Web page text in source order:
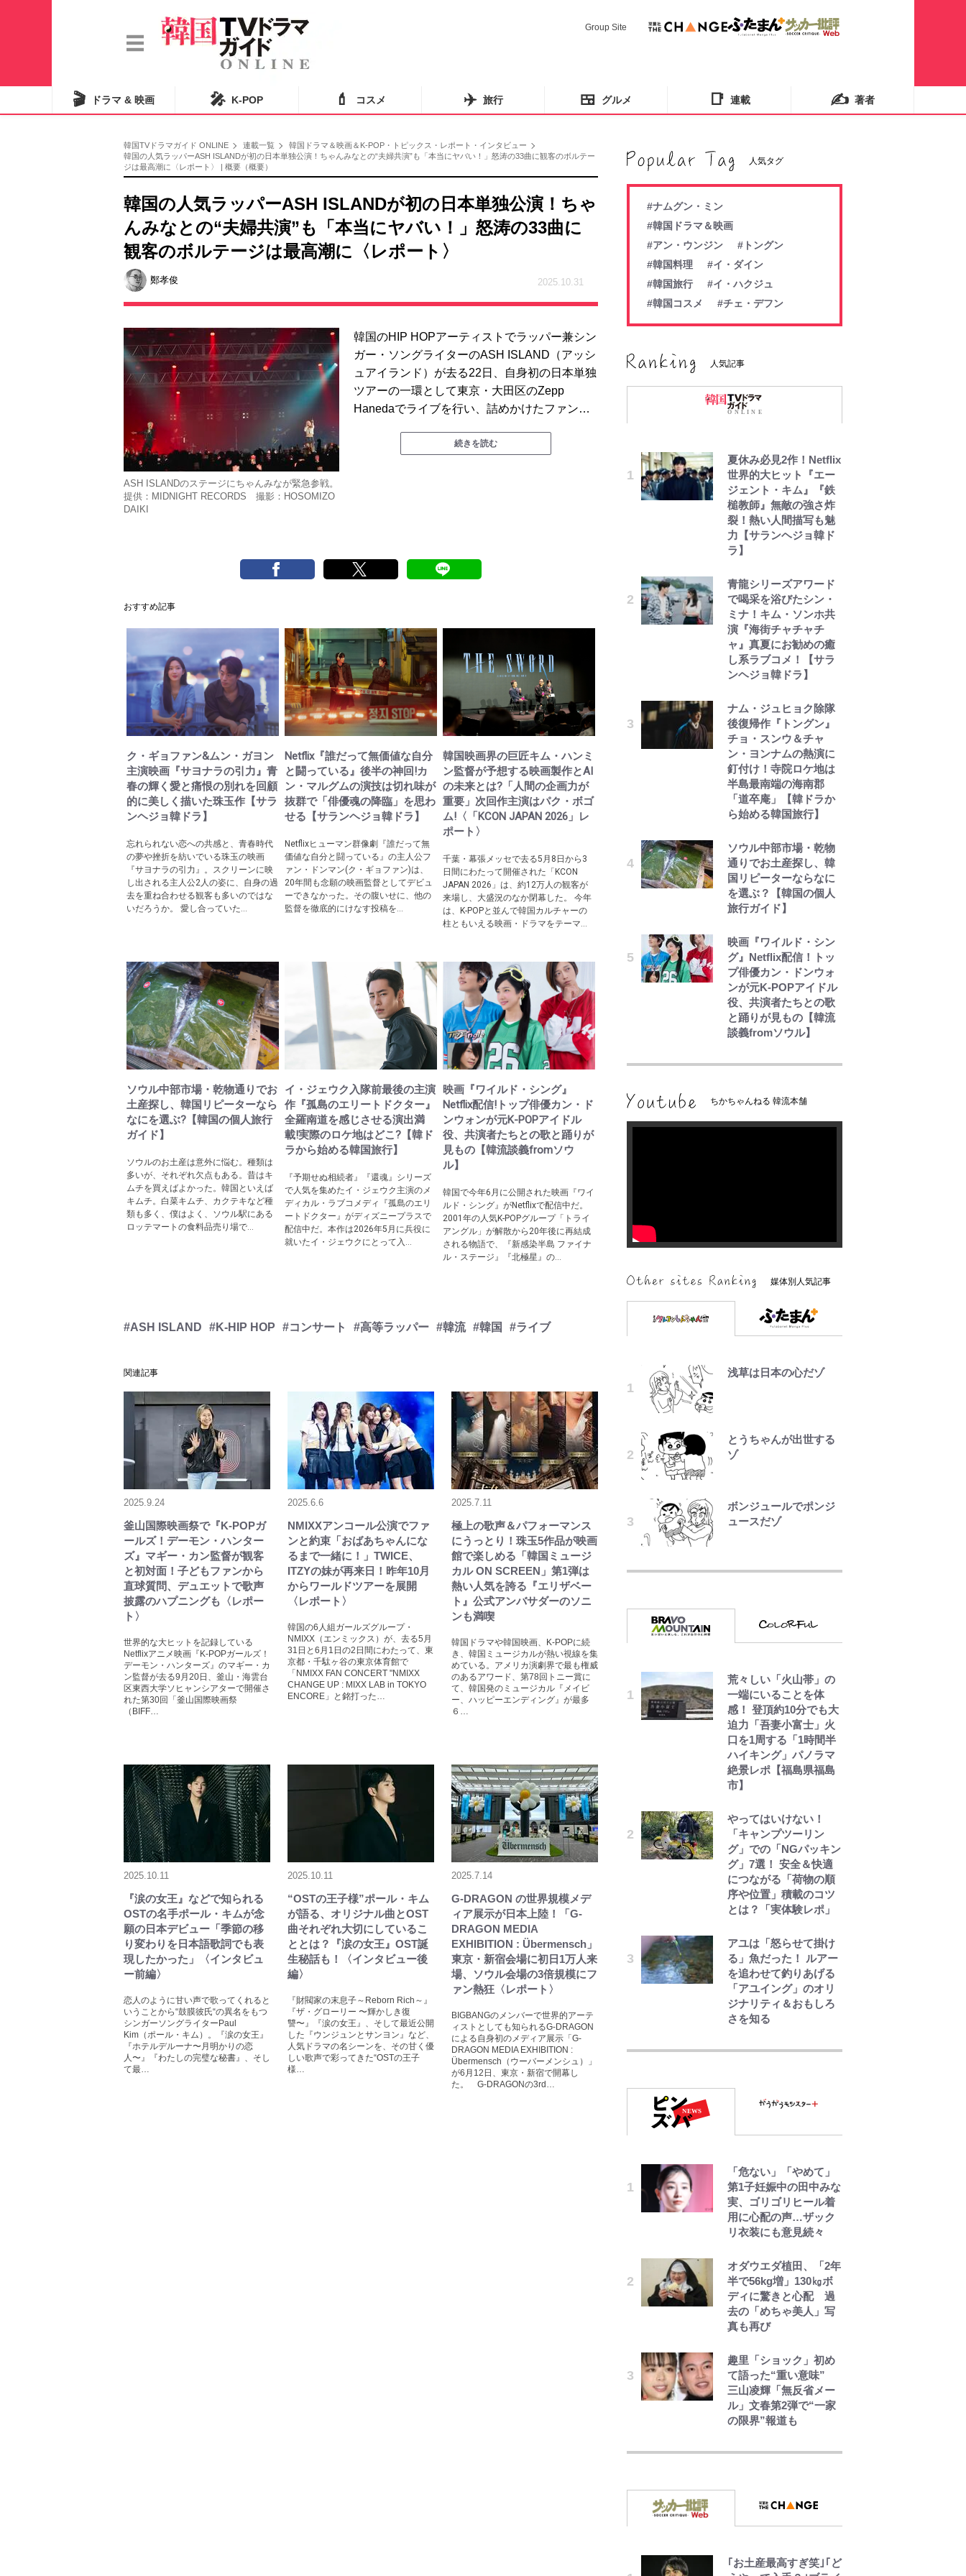
Group Site
🎬 ドラマ & 映画 🎤 K-POP 💄 コスメ ✈️ 旅行 🍱 グルメ 📑 連載 ✍️ 著者
韓国TVドラマガイド ONLINE 連載一覧
韓国ドラマ＆映画＆K-POP・トピックス・レポート・インタビュー
韓国の人気ラッパーASH ISLANDが初の日本単独公演！ちゃんみなとの“夫婦共演”も「本当にヤバい！」怒涛の33曲に観客のボルテー
ジは最高潮に〈レポート〉 | 概要（概要）
韓国の人気ラッパーASH ISLANDが初の日本単独公演！ちゃ
んみなとの“夫婦共演”も「本当にヤバい！」怒涛の33曲に
観客のボルテージは最高潮に〈レポート〉
鄭孝俊 2025.10.31
ASH ISLANDのステージにちゃんみなが緊急参戦。
提供：MIDNIGHT RECORDS 撮影：HOSOMIZO
DAIKI
韓国のHIP HOPアーティストでラッパー兼シン
ガー・ソングライターのASH ISLAND（アッシ
ュアイランド）が去る22日、自身初の日本単独
ツアーの一環として東京・大田区のZepp
Hanedaでライブを行い、詰めかけたファン…
続きを読む
おすすめ記事
ク・ギョファン&ムン・ガヨン
主演映画『サヨナラの引力』青
春の輝く愛と痛恨の別れを回顧
的に美しく描いた珠玉作【サラ
ンヘジョ韓ドラ】
忘れられない恋への共感と、青春時代
の夢や挫折を紡いでいる珠玉の映画
『サヨナラの引力』。スクリーンに映
し出される主人公2人の姿に、自身の過
去を重ね合わせる観客も多いのではな
いだろうか。 愛し合っていた...
Netflix『誰だって無価値な自分
と闘っている』後半の神回!カ
ン・マルグムの演技は切れ味が
抜群で「俳優魂の降臨」を思わ
せる【サランヘジョ韓ドラ】
Netflixヒューマン群像劇『誰だって無
価値な自分と闘っている』の主人公フ
ァン・ドンマン(ク・ギョファン)は、
20年間も念願の映画監督としてデビュ
ーできなかった。その腹いせに、他の
監督を徹底的にけなす投稿を...
韓国映画界の巨匠キム・ハンミ
ン監督が予想する映画製作とAI
の未来とは?「人間の企画力が
重要」次回作主演はパク・ボゴ
ム!〈「KCON JAPAN 2026」レ
ポート〉
千葉・幕張メッセで去る5月8日から3
日間にわたって開催された「KCON
JAPAN 2026」は、約12万人の観客が
来場し、大盛況のなか閉幕した。 今年
は、K-POPと並んで韓国カルチャーの
柱ともいえる映画・ドラマをテーマ...
ソウル中部市場・乾物通りでお
土産探し、韓国リピーターなら
なにを選ぶ?【韓国の個人旅行
ガイド】
ソウルのお土産は意外に悩む。種類は
多いが、それぞれ欠点もある。昔はキ
ムチを買えばよかった。韓国といえば
キムチ。白菜キムチ、カクテキなど種
類も多く、僕はよく、ソウル駅にある
ロッテマートの食料品売り場で...
イ・ジェウク入隊前最後の主演
作『孤島のエリートドクター』
全羅南道を感じさせる演出満
載!実際のロケ地はどこ?【韓ド
ラから始める韓国旅行】
『予期せぬ相続者』『還魂』シリーズ
で人気を集めたイ・ジェウク主演のメ
ディカル・ラブコメディ『孤島のエリ
ートドクター』がディズニープラスで
配信中だ。本作は2026年5月に兵役に
就いたイ・ジェウクにとって入...
映画『ワイルド・シング』
Netflix配信!トップ俳優カン・ド
ンウォンが元K-POPアイドル
役、共演者たちとの歌と踊りが
見もの【韓流談義fromソウ
ル】
韓国で今年6月に公開された映画『ワイ
ルド・シング』がNetflixで配信中だ。
2001年の人気K-POPグループ「トライ
アングル」が解散から20年後に再結成
される物語で、『新感染半島 ファイナ
ル・ステージ』『北極星』の...
#ASH ISLAND #K-HIP HOP #コンサート #高等ラッパー #韓流 #韓国 #ライブ
関連記事
2025.9.24
釜山国際映画祭で『K-POPガ
ールズ！デーモン・ハンター
ズ』マギー・カン監督が観客
と初対面！子どもファンから
直球質問、デュエットで歌声
披露のハプニングも〈レポー
ト〉
世界的な大ヒットを記録している
Netflixアニメ映画『K-POPガールズ！
デーモン・ハンターズ』のマギー・カ
ン監督が去る9月20日、釜山・海雲台
区東西大学ソヒャンシアターで開催さ
れた第30回「釜山国際映画祭
（BIFF…
2025.6.6
NMIXXアンコール公演でファ
ンと約束「おばあちゃんにな
るまで一緒に！」TWICE、
ITZYの妹が再来日！昨年10月
からワールドツアーを展開
〈レポート〉
韓国の6人組ガールズグループ・
NMIXX（エンミックス）が、去る5月
31日と6月1日の2日間にわたって、東
京都・千駄ヶ谷の東京体育館で
「NMIXX FAN CONCERT "NMIXX
CHANGE UP : MIXX LAB in TOKYO
ENCORE」と銘打った…
2025.7.11
極上の歌声＆パフォーマンス
にうっとり！珠玉5作品が映画
館で楽しめる「韓国ミュージ
カル ON SCREEN」第1弾は
熱い人気を誇る『エリザベー
ト』公式アンバサダーのソニ
ンも満喫
韓国ドラマや韓国映画、K-POPに続
き、韓国ミュージカルが熱い視線を集
めている。アメリカ演劇界で最も権威
のあるアワード、第78回トニー賞に
て、韓国発のミュージカル『メイビ
ー、ハッピーエンディング』が最多
６…
2025.10.11
『涙の女王』などで知られる
OSTの名手ポール・キムが念
願の日本デビュー「季節の移
り変わりを日本語歌詞でも表
現したかった」〈インタビュ
ー前編〉
恋人のように甘い声で歌ってくれると
いうことから“鼓膜彼氏“の異名をもつ
シンガーソングライターPaul
Kim（ポール・キム）。『涙の女王』
『ホテルデルーナ〜月明かりの恋
人〜』『わたしの完璧な秘書』、そし
て最…
2025.10.11
“OSTの王子様”ポール・キム
が語る、オリジナル曲とOST
曲それぞれ大切にしているこ
ととは？『涙の女王』OST誕
生秘話も！〈インタビュー後
編〉
『財閥家の末息子～Reborn Rich～』
『ザ・グローリー 〜輝かしき復
讐〜』『涙の女王』、そして最近公開
した『ウンジュンとサンヨン』など、
人気ドラマの名シーンを、その甘く優
しい歌声で彩ってきた“OSTの王子
様…
2025.7.14
G-DRAGON の世界規模メデ
ィア展示が日本上陸！「G-
DRAGON MEDIA
EXHIBITION : Übermensch」
東京・新宿会場に初日1万人来
場、ソウル会場の3倍規模にフ
ァン熱狂〈レポート〉
BIGBANGのメンバーで世界的アーテ
ィストとしても知られるG-DRAGON
による自身初のメディア展示「G-
DRAGON MEDIA EXHIBITION :
Übermensch（ウーバーメンシュ）」
が6月12日、東京・新宿で開幕し
た。 G-DRAGONの3rd…
人気タグ
#ナムグン・ミン
#韓国ドラマ＆映画
#アン・ウンジン
#トングン
#韓国料理
#イ・ダイン
#韓国旅行
#イ・ハクジュ
#韓国コスメ
#チェ・デフン
人気記事
夏休み必見2作！Netflix
世界的大ヒット『エー
ジェント・キム』『鉄
槌教師』無敵の強さ炸
裂！熱い人間描写も魅
力【サランヘジョ韓ド
ラ】
青龍シリーズアワード
で喝采を浴びたシン・
ミナ！キム・ソンホ共
演『海街チャチャチ
ャ』真夏にお勧めの癒
し系ラブコメ！【サラ
ンヘジョ韓ドラ】
ナム・ジュヒョク除隊
後復帰作『トングン』
チョ・スンウ＆チャ
ン・ヨンナムの熱演に
釘付け！寺院ロケ地は
半島最南端の海南郡
「道卒庵」【韓ドラか
ら始める韓国旅行】
ソウル中部市場・乾物
通りでお土産探し、韓
国リピーターならなに
を選ぶ？【韓国の個人
旅行ガイド】
映画『ワイルド・シン
グ』Netflix配信！トッ
プ俳優カン・ドンウォ
ンが元K-POPアイドル
役、共演者たちとの歌
と踊りが見もの【韓流
談義fromソウル】
ちかちゃんねる 韓流本舗
媒体別人気記事
浅草は日本の心だゾ
とうちゃんが出世する
ゾ
ボンジュールでポンジ
ュースだゾ
第2シーズンのコラボが
うしかない！」
展開に絡んできそうな
「意味深な表紙連
載」 「神」エネルの
月での展開に、元王下
七武海の謎めいた過去
も…
南や和也だけじゃな
也の才能を「いち早く
見出した人物たち」
荒々しい「火山帯」の
一端にいることを体
感！ 登頂約10分でも大
迫力「吾妻小富士」火
口を1周する「1時間半
ハイキング」パノラマ
絶景レポ【福島県福島
市】
やってはいけない！
「キャンプツーリン
グ」での「NGパッキン
グ」7選！ 安全＆快適
につながる「荷物の順
序や位置」積載のコツ
とは？「実体験レポ」
アユは「怒らせて掛け
る」魚だった！ ルアー
を追わせて釣りあげる
「アユイング」のオリ
ジナリティ＆おもしろ
さを知る
1回
第3回 出版までの道の
レビュー『仮面家族』
悠木シュン・著
「危ない」「やめて」
第1子妊娠中の田中みな
実、ゴリゴリヒール着
用に心配の声…ザック
リ衣装にも意見続々
オダウエダ植田、「2年
半で56kg増」130㎏ボ
ディに驚きと心配 過
去の「めちゃ美人」写
真も再び
趣里「ショック」初め
て語った“重い意味”
三山凌輝「無反省メー
ル」文春第2弾で“一家
の限界”報道も
でお掃除メイドになっ
公式-苦節四年、理想の
ました ~便利屋扱いす
｢お土産最高すぎ笑｣｢ど